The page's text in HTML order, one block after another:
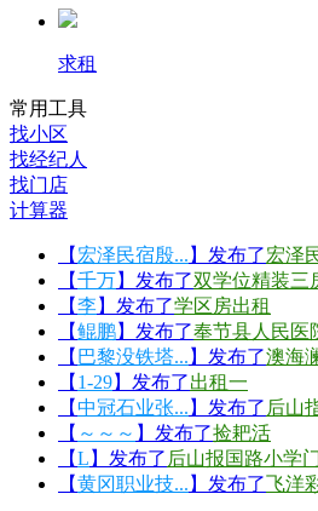
求租
常用工具
找小区
找经纪人
找门店
计算器
【 宏泽民宿殷... 】发布了宏泽
【千万】发布了双学位精装三
【李】发布了学区房出租
【鲲鹏】发布了奉节县人民医
【 巴黎没铁塔... 】发布了澳海
【 1-29】发布了出租一
【中冠石业张... 】发布了 后山
【 ～～～ 】发布了捡耙活
【L 】发布了 后山报国路小学
【黄冈职业技... 】发布了飞洋